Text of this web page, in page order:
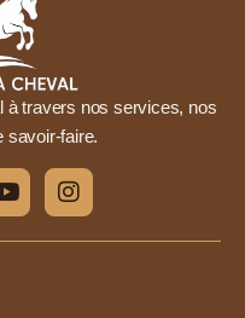
à travers nos services, nos
savoir-faire.